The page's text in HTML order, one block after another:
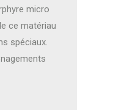
micro
ce matériau
spéciaux.